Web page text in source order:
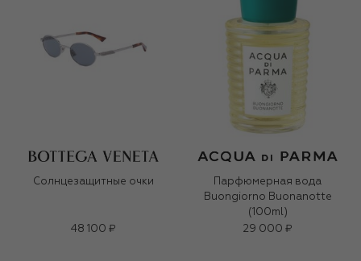
Солнцезащитные очки
48 100 ₽
Парфюмерная вода
Buongiorno Buonanotte
(100ml)
29 000 ₽